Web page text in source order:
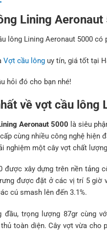
Lining
lông Lining Aeronaut 5000 có
Vợt cầu lông uy tín, giá tốt tại
hỏi đó cho bạn nhé!
về vợt cầu lông
Aeronaut 5000 là siêu
cùng nhiều công nghệ
nghiệm một cây vợt chất
được xây dựng trên nền tảng
được đặt ở các vị trí 5 giờ
cú smash lên đến 3.1%.
đầu, trọng lượng 87gr cùng
toàn diện. Cây vợt vừa cho